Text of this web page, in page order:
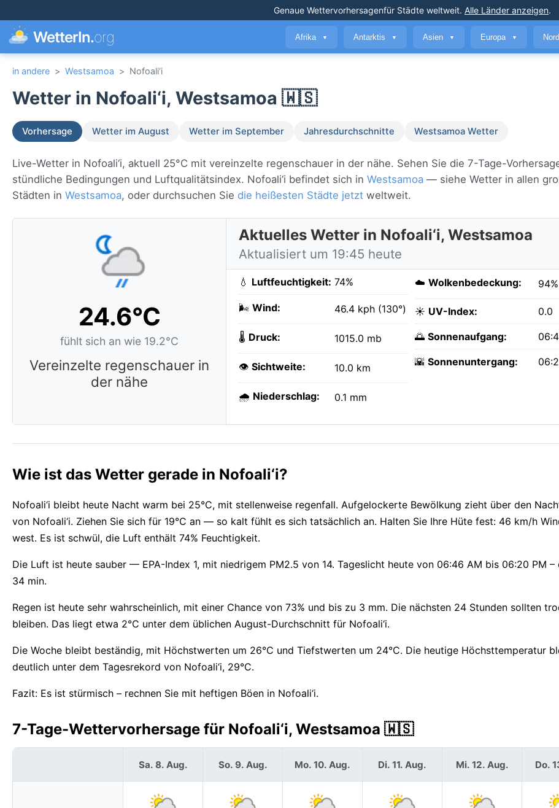
Genaue Wettervorhersagenfür Städte weltweit. Alle Länder anzeigen.
WetterIn.org Afrika ▼ Antarktis ▼ Asien ▼ Europa ▼
in andere > Westsamoa > Nofoali‘i
Wetter in Nofoali‘i, Westsamoa 🇼🇸
Vorhersage Wetter im August Wetter im September Jahresdurchschnitte Westsamoa Wetter
Live-Wetter in Nofoali‘i, aktuell 25°C mit vereinzelte regenschauer in der nähe. Sehen Sie die 7-Tage-
stündliche Bedingungen und Luftqualitätsindex. Nofoali‘i befindet sich in Westsamoa — siehe Wetter in allen
Städten in Westsamoa, oder durchsuchen Sie die heißesten Städte jetzt weltweit.
24.6°C
fühlt sich an wie 19.2°C
Vereinzelte regenschauer in
der nähe
Aktuelles Wetter in Nofoali‘i, Westsamoa
Aktualisiert um 19:45 heute
💧 Luftfeuchtigkeit: 74%
🌬️ Wind: 46.4 kph (130°)
🌡️ Druck: 1015.0 mb
👁️ Sichtweite: 10.0 km
🌧️ Niederschlag: 0.1 mm
☁️ Wolkenbedeckung: 94%
☀️ UV-Index: 0.0
🌅 Sonnenaufgang:
🌇 Sonnenuntergang:
Wie ist das Wetter gerade in Nofoali‘i?
Nofoali‘i bleibt heute Nacht warm bei 25°C, mit stellenweise regenfall. Aufgelockerte Bewölkung zieht über den
von Nofoali‘i. Ziehen Sie sich für 19°C an — so kalt fühlt es sich tatsächlich an. Halten Sie Ihre Hüte fest: 46 km/h
west. Es ist schwül, die Luft enthält 74% Feuchtigkeit.
Die Luft ist heute sauber — EPA-Index 1, mit niedrigem PM2.5 von 14. Tageslicht heute von 06:46 AM bis 06:20 PM –
34 min.
Regen ist heute sehr wahrscheinlich, mit einer Chance von 73% und bis zu 3 mm. Die nächsten 24 Stunden sollten
bleiben. Das liegt etwa 2°C unter dem üblichen August-Durchschnitt für Nofoali‘i.
Die Woche bleibt beständig, mit Höchstwerten um 26°C und Tiefstwerten um 24°C. Die heutige Höchsttemperatur
deutlich unter dem Tagesrekord von Nofoali‘i, 29°C.
Fazit: Es ist stürmisch – rechnen Sie mit heftigen Böen in Nofoali‘i.
7-Tage-Wettervorhersage für Nofoali‘i, Westsamoa 🇼🇸
Sa. 8. Aug. So. 9. Aug. Mo. 10. Aug. Di. 11. Aug. Mi. 12. Aug. Do.